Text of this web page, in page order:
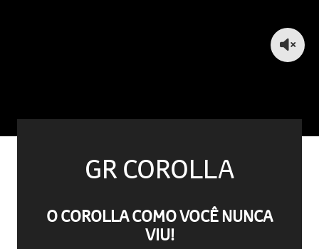
GR COROLLA
O COROLLA COMO VOCÊ NUNCA
VIU!